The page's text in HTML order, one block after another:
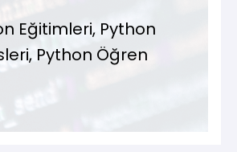
Eğitimleri, Python
Python Öğren